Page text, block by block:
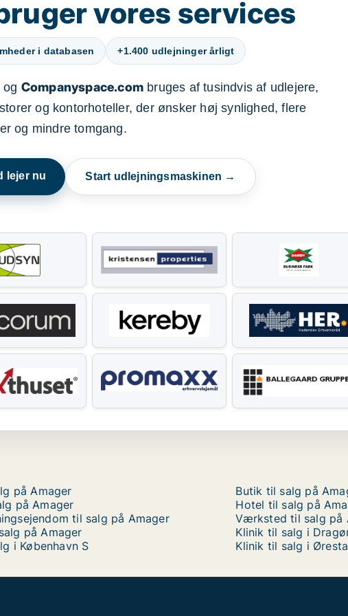
vores services
i databasen +1.400 udlejninger årligt
og Companyspace.combruges af tusindvis af udlejere,
og kontorhoteller, der ønsker høj synlighed, flere
og mindre tomgang.
lejer nu Start udlejningsmaskinen →
på Amager
Butik til salg på
på Amager
Hotel til salg på
til salg på Amager
Værksted til salg på
på Amager
Klinik til salg i
i København S Klinik til salg i